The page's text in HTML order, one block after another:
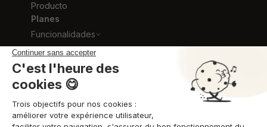
Producto
Planes
Funcionalidades
Sectores
Recursos
Ebooks y Plantillas
Blog
Videos de formación
Centro de ayuda